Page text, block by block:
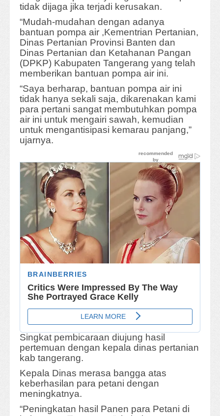
tidak dijaga jika terjadi kerusakan.
“Mudah-mudahan dengan adanya
bantuan pompa air ,Kementrian Pertanian,
Dinas Pertanian Provinsi Banten dan
Dinas Pertanian dan Ketahanan Pangan
(DPKP) Kabupaten Tangerang yang telah
memberikan bantuan pompa air ini.
“Saya berharap, bantuan pompa air ini
tidak hanya sekali saja, dikarenakan kami
para pertani sangat membutuhkan pompa
air ini untuk mengairi sawah, kemudian
untuk mengantisipasi kemarau panjang,”
ujarnya.
Singkat pembicaraan diujung hasil
pertemuan dengan kepala dinas pertanian
kab tangerang.
Kepala Dinas merasa bangga atas
keberhasilan para petani dengan
meningkatnya.
“Peningkatan hasil Panen para Petani di